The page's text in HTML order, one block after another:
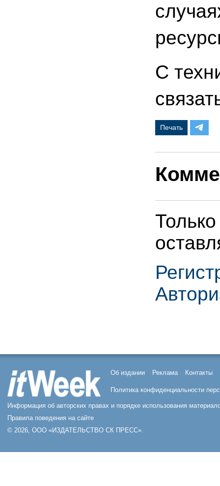
С
Печать
Об издании Реклама Контакты
Политика конфиденциальности
Информация об авторских правах и порядке использования
Правила поведения на сайте
© 2026, ООО «ИЗДАТЕЛЬСТВО СК ПРЕСС».